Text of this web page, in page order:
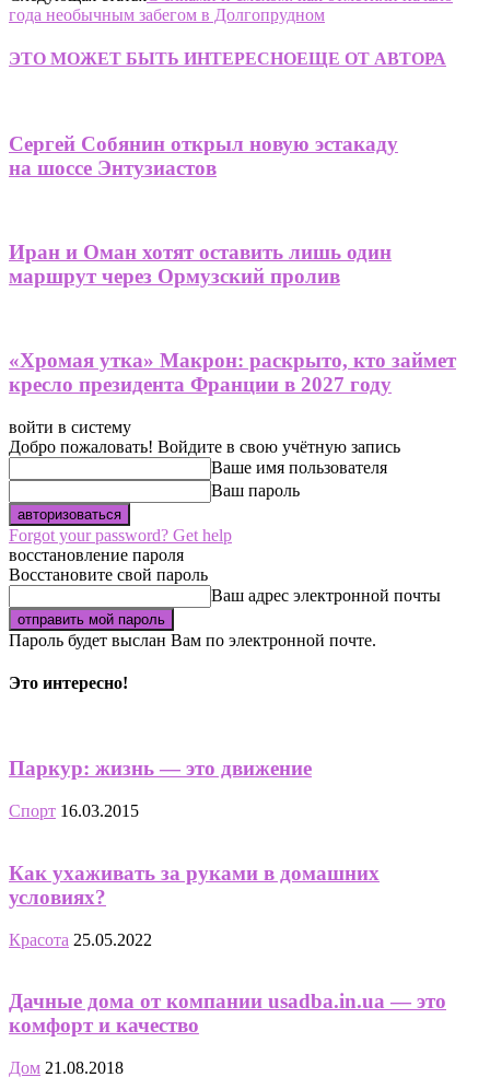
года необычным забегом в Долгопрудном
ЭТО МОЖЕТ БЫТЬ ИНТЕРЕСНОЕЩЕ ОТ АВТОРА
Сергей Собянин открыл новую эстакаду
на шоссе Энтузиастов
Иран и Оман хотят оставить лишь один
маршрут через Ормузский пролив
«Хромая утка» Макрон: раскрыто, кто займет
кресло президента Франции в 2027 году
войти в систему
Добро пожаловать! Войдите в свою учётную запись
Ваше имя пользователя
Ваш пароль
Forgot your password? Get help
восстановление пароля
Восстановите свой пароль
Ваш адрес электронной почты
Пароль будет выслан Вам по электронной почте.
Это интересно!
Паркур: жизнь — это движение
Спорт 16.03.2015
Как ухаживать за руками в домашних
условиях?
Красота 25.05.2022
Дачные дома от компании usadba.in.ua — это
комфорт и качество
Дом 21.08.2018